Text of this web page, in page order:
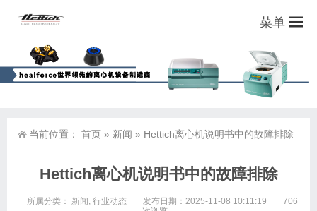
菜单
当前位置： 首页 » 新闻 » Hettich离心机说明书中的故障排除
Hettich离心机说明书中的故障排除
所属分类： 新闻 , 行业动态 发布日期：2025-11-08 10:11:19
706